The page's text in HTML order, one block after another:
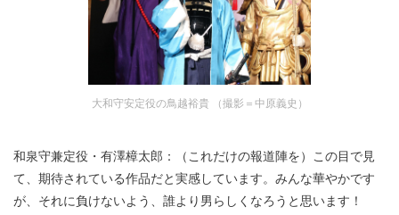
大和守安定役の鳥越裕貴 （撮影＝中原義史）
和泉守兼定役・有澤樟太郎：（これだけの報道陣を）この目で見
て、期待されている作品だと実感しています。みんな華やかです
が、それに負けないよう、誰より男らしくなろうと思います！